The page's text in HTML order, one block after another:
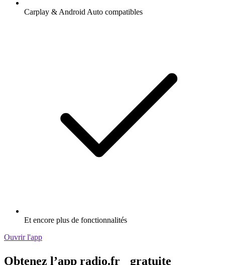
Carplay & Android Auto compatibles
Et encore plus de fonctionnalités
Ouvrir l'app
Obtenez l’app radio.fr gratuite